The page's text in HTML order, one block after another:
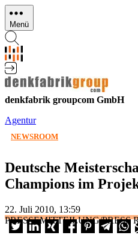
Direkt
zum
Inhalt
Menü
denkfabrik groupcom GmbH
Agentur
NEWSROOM
Deutsche
Champions im
22. Juli 2010, 13:59
PRESSEMITTEILUNG/PRESS